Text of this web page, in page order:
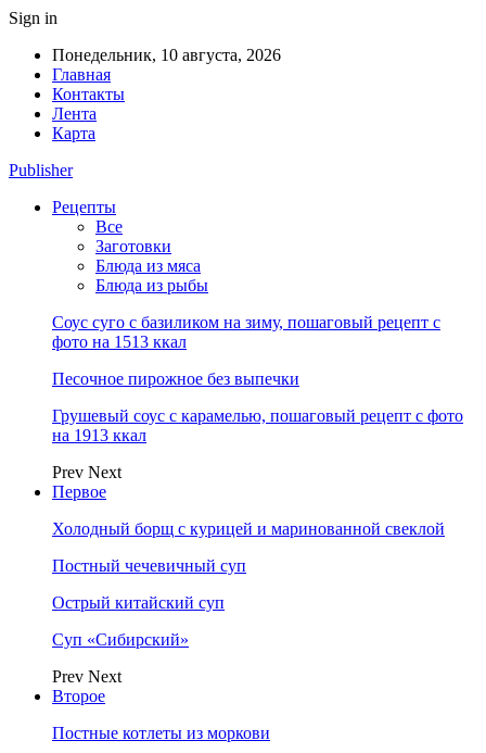
Sign in
Понедельник, 10 августа, 2026
Главная
Контакты
Лента
Карта
Publisher
Рецепты
Все
Заготовки
Блюда из мяса
Блюда из рыбы
Соус суго с базиликом на зиму, пошаговый рецепт с
фото на 1513 ккал
Песочное пирожное без выпечки
Грушевый соус с карамелью, пошаговый рецепт с фото
на 1913 ккал
Prev Next
Первое
Холодный борщ с курицей и маринованной свеклой
Постный чечевичный суп
Острый китайский суп
Суп «Сибирский»
Prev Next
Второе
Постные котлеты из моркови